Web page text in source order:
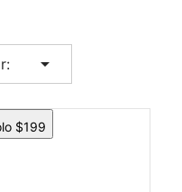
arrow_drop_down
$199